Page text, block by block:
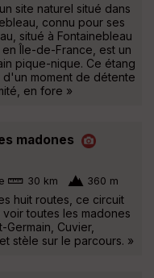
site naturel situé dans
connu pour ses
situé à Fontainebleau
Île-de-France, est un
pique-nique. Ce étang
moment de détente
en fore »
madones
30 km 360 m
huit routes, ce circuit
toutes les madones
Cuvier,
stèle sur le parcours. »